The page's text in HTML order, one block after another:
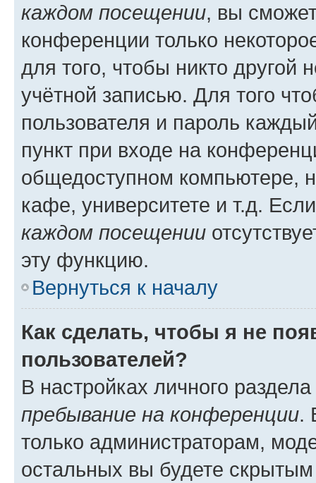
каждом посещении, вы
конференции только
для того, чтобы никто другой
учётной записью. Для того
пользователя и пароль
пункт при входе на
общедоступном компьютере,
кафе, университете и т.д.
каждом посещении
эту функцию.
Вернуться к началу
Как сделать, чтобы я не
пользователей?
В настройках личного
пребывание на конференции.
только администраторам,
остальных вы будете